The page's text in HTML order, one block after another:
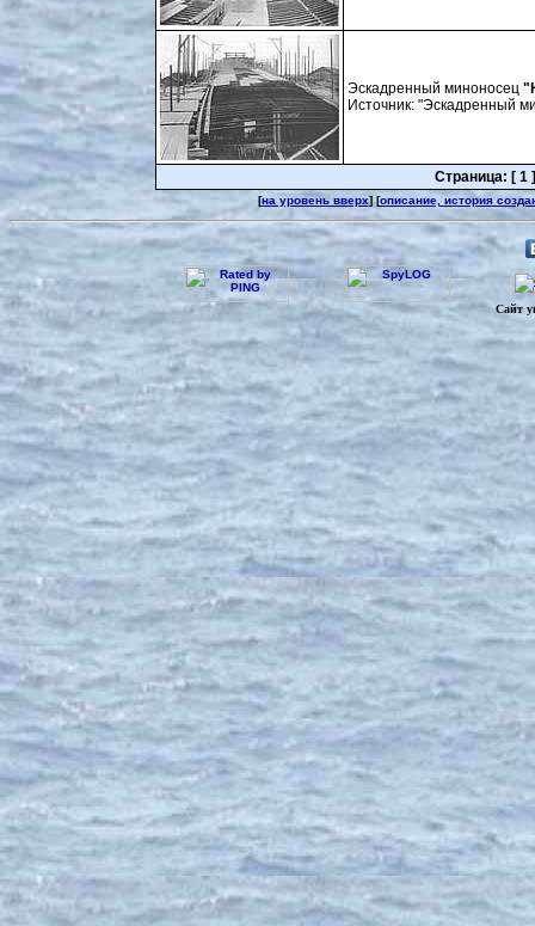
Эскадренный миноносец
Источник: "Эскадренный
Страница: [ 1
[на уровень вверх] [описание, история
Сайт